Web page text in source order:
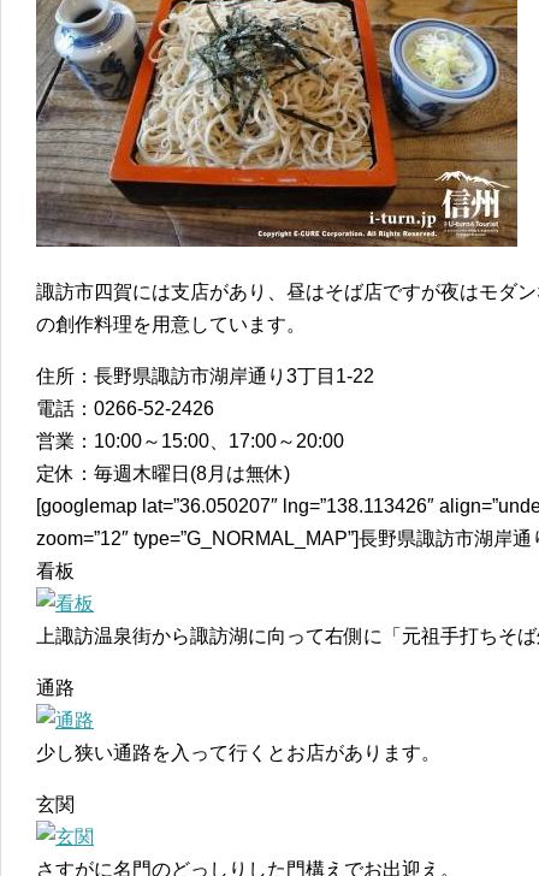
諏訪市四賀には支店があり、昼はそば店ですが夜はモダ
の創作料理を用意しています。
住所：長野県諏訪市湖岸通り3丁目1-22
電話：0266-52-2426
営業：10:00～15:00、17:00～20:00
定休：毎週木曜日(8月は無休)
[googlemap lat=”36.050207″ lng=”138.113426″
zoom=”12″ type=”G_NORMAL_MAP”]長野県諏訪市湖岸
看板
上諏訪温泉街から諏訪湖に向って右側に「元祖手打ち
通路
少し狭い通路を入って行くとお店があります。
玄関
さすがに名門のどっしりした門構えでお出迎え。